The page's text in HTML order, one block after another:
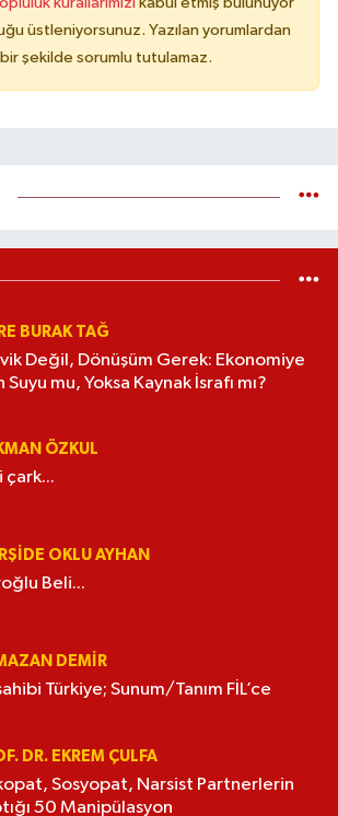
üstleniyorsunuz. Yazılan yorumlardan
şekilde sorumlu tutulamaz.
BURAK TAĞ
Değil, Dönüşüm Gerek: Ekonomiye
Suyu mu, Yoksa Kaynak İsrafı mı?
ÖZKUL
çark...
OKLU AYHAN
Beli...
DEMİR
Türkiye; Sunum/Tanım FİL’ce
DR. EKREM ÇULFA
Sosyopat, Narsist Partnerlerin
50 Manipülasyon